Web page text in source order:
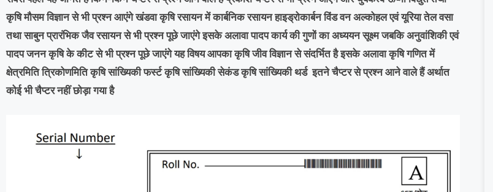
कृषि मौसम विज्ञान से भी प्रश्न आएंगे खंडवा कृषि रसायन में कार्बनिक रसायन हाइड्रोकार्बन विंड वन अल्कोहल एवं यूरिया तेल वसा
तथा साबुन प्रारंभिक जैव रसायन से भी प्रश्न पूछे जाएंगे इसके अलावा पादप कार्य की गुणों का अध्ययन सूक्ष्म जबकि अनुवांशिकी एवं
पादप जनन कृषि के कीट से भी प्रश्न पूछे जाएंगे यह विषय आपका कृषि जीव विज्ञान से संदर्भित है इसके अलावा कृषि गणित में
क्षेत्रमिति त्रिकोणमिति कृषि सांख्यिकी फर्स्ट कृषि सांख्यिकी सेकंड कृषि सांख्यिकी थर्ड इतने चैप्टर से प्रश्न आने वाले हैंअर्थात
कोई भी चैप्टर नहीं छोड़ा गया है